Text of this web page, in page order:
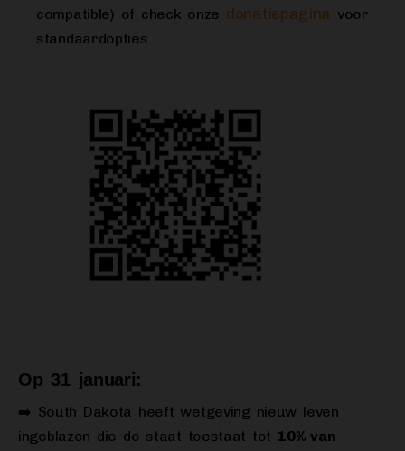
compatible) of check onze donatiepagina voor
standaardopties.
Op 31 januari:
➡️ South Dakota heeft wetgeving nieuw leven
ingeblazen die de staat toestaat tot 10% van